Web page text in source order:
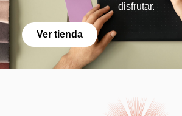
disfrutar.
Ver tienda